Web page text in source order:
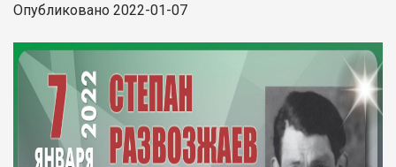
Опубликовано 2022-01-07